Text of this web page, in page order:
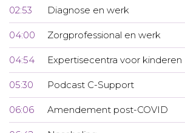
02:53 Diagnose en werk
04:00 Zorgprofessional en werk
04:54 Expertisecentra voor kinderen
05:30 Podcast C-Support
06:06 Amendement post-COVID